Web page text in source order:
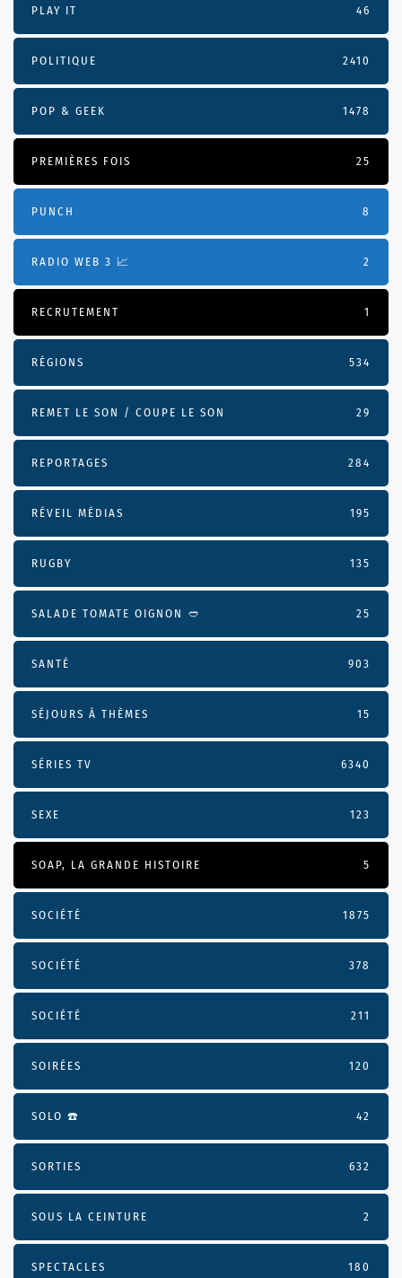
PLAY IT 46
POLITIQUE 2410
POP & GEEK 1478
PREMIÈRES FOIS 25
PUNCH 8
RADIO WEB 3 📈 2
RECRUTEMENT 1
RÉGIONS 534
REMET LE SON / COUPE LE SON 29
REPORTAGES 284
RÉVEIL MÉDIAS 195
RUGBY 135
SALADE TOMATE OIGNON 🥙 25
SANTÉ 903
SÉJOURS À THÈMES 15
SÉRIES TV 6340
SEXE 123
SOAP, LA GRANDE HISTOIRE 5
SOCIÉTÉ 1875
SOCIÉTÉ 378
SOCIÉTÉ 211
SOIRÉES 120
SOLO ☎️ 42
SORTIES 632
SOUS LA CEINTURE 2
SPECTACLES 180